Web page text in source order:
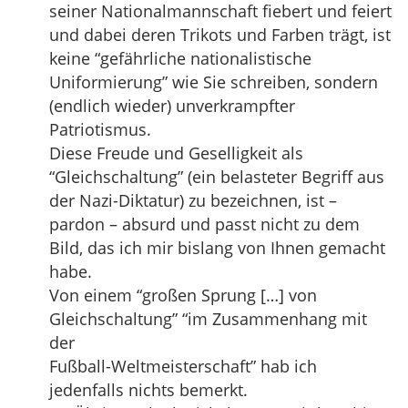
seiner Nationalmannschaft fiebert und feiert
und dabei deren Trikots und Farben trägt, ist
keine “gefährliche nationalistische
Uniformierung” wie Sie schreiben, sondern
(endlich wieder) unverkrampfter
Patriotismus.
Diese Freude und Geselligkeit als
“Gleichschaltung” (ein belasteter Begriff aus
der Nazi-Diktatur) zu bezeichnen, ist –
pardon – absurd und passt nicht zu dem
Bild, das ich mir bislang von Ihnen gemacht
habe.
Von einem “großen Sprung […] von
Gleichschaltung” “im Zusammenhang mit
der
Fußball-Weltmeisterschaft” hab ich
jedenfalls nichts bemerkt.